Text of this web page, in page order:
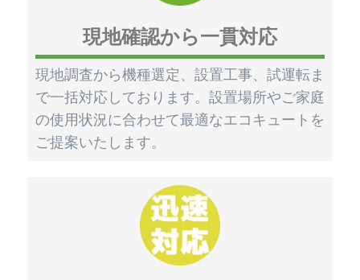
現地確認から一貫対応
現地調査から機種選定、設置工事、試運転ま
で一括対応しております。設置場所やご家庭
の使用状況に合わせて最適なエコキュートを
ご提案いたします。